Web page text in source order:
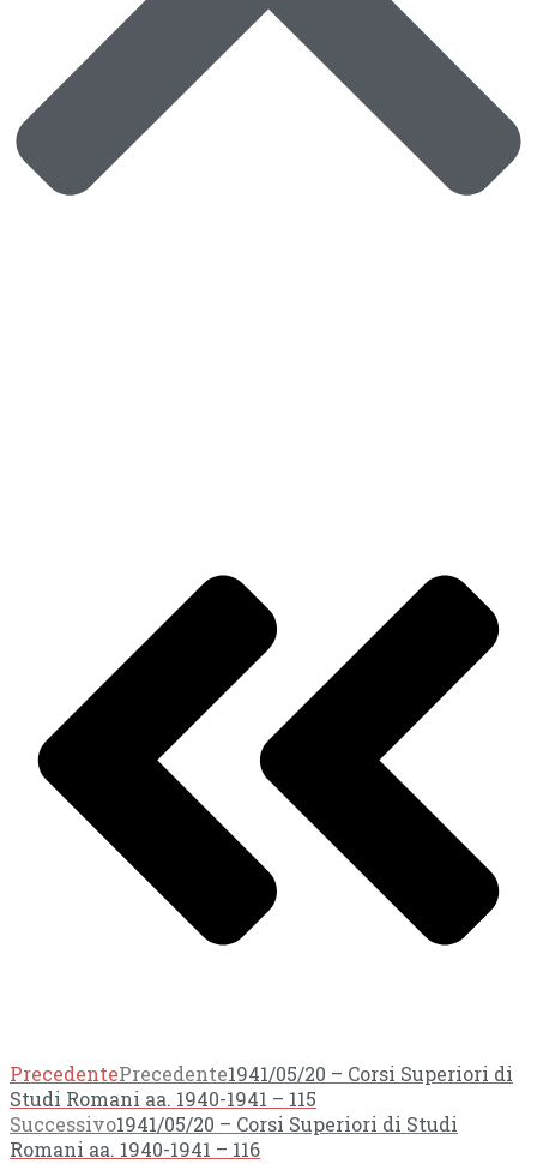
PrecedentePrecedente1941/05/20 – Corsi Superiori di
Studi Romani aa. 1940-1941 – 115
Successivo1941/05/20 – Corsi Superiori di Studi
Romani aa. 1940-1941 – 116